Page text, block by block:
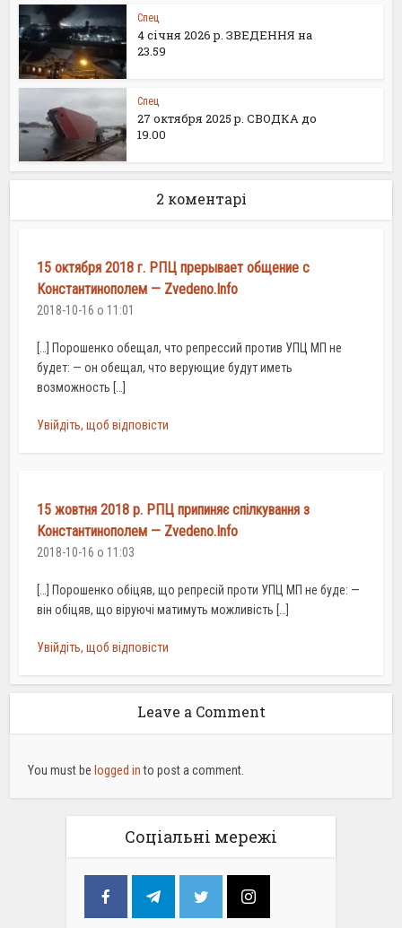
Спец
4 січня 2026 р. ЗВЕДЕННЯ на
23.59
Спец
27 октября 2025 р. СВОДКА до
19.00
2 коментарі
15 октября 2018 г. РПЦ прерывает общение с
Константинополем — Zvedeno.Info
2018-10-16 о 11:01
[…] Порошенко обещал, что репрессий против УПЦ МП не
будет: — он обещал, что верующие будут иметь
возможность […]
Увійдіть, щоб відповісти
15 жовтня 2018 р. РПЦ припиняє спілкування з
Константинополем — Zvedeno.Info
2018-10-16 о 11:03
[…] Порошенко обіцяв, що репресій проти УПЦ МП не буде: —
він обіцяв, що віруючі матимуть можливість […]
Увійдіть, щоб відповісти
Leave a Comment
You must be logged into post a comment.
Соціальні мережі